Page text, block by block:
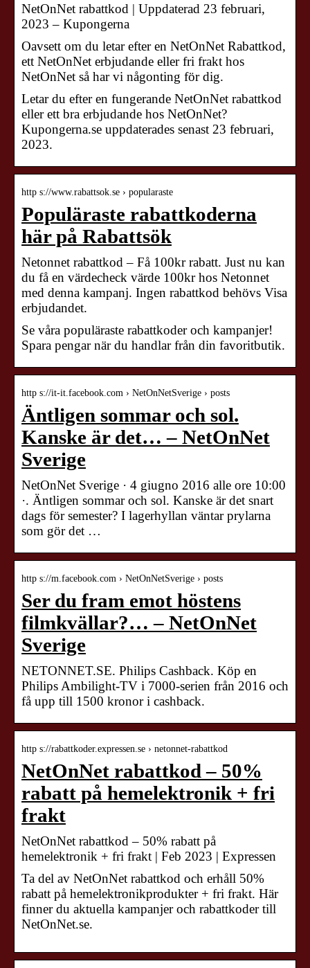
NetOnNet rabattkod | Uppdaterad 23 februari,
2023 – Kupongerna
Oavsett om du letar efter en NetOnNet Rabattkod,
ett NetOnNet erbjudande eller fri frakt hos
NetOnNet så har vi någonting för dig.
Letar du efter en fungerande NetOnNet rabattkod
eller ett bra erbjudande hos NetOnNet?
Kupongerna.se uppdaterades senast 23 februari,
2023.
http s://www.rabattsok.se › popularaste
Populäraste rabattkoderna
här på Rabattsök
Netonnet rabattkod – Få 100kr rabatt. Just nu kan
du få en värdecheck värde 100kr hos Netonnet
med denna kampanj. Ingen rabattkod behövs Visa
erbjudandet.
Se våra populäraste rabattkoder och kampanjer!
Spara pengar när du handlar från din favoritbutik.
http s://it-it.facebook.com › NetOnNetSverige › posts
Äntligen sommar och sol.
Kanske är det… – NetOnNet
Sverige
NetOnNet Sverige · 4 giugno 2016 alle ore 10:00
·. Äntligen sommar och sol. Kanske är det snart
dags för semester? I lagerhyllan väntar prylarna
som gör det …
http s://m.facebook.com › NetOnNetSverige › posts
Ser du fram emot höstens
filmkvällar?… – NetOnNet
Sverige
NETONNET.SE. Philips Cashback. Köp en
Philips Ambilight-TV i 7000-serien från 2016 och
få upp till 1500 kronor i cashback.
http s://rabattkoder.expressen.se › netonnet-rabattkod
NetOnNet rabattkod – 50%
rabatt på hemelektronik + fri
frakt
NetOnNet rabattkod – 50% rabatt på
hemelektronik + fri frakt | Feb 2023 | Expressen
Ta del av NetOnNet rabattkod och erhåll 50%
rabatt på hemelektronikprodukter + fri frakt. Här
finner du aktuella kampanjer och rabattkoder till
NetOnNet.se.